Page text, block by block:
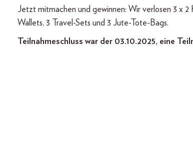
Jetzt mitmachen und gewinnen: Wir verlosen 3 x
Wallets, 3 Travel-Sets und 3 Jute-Tote-Bags.
Teilnahmeschluss war der 03.10.2025, eine